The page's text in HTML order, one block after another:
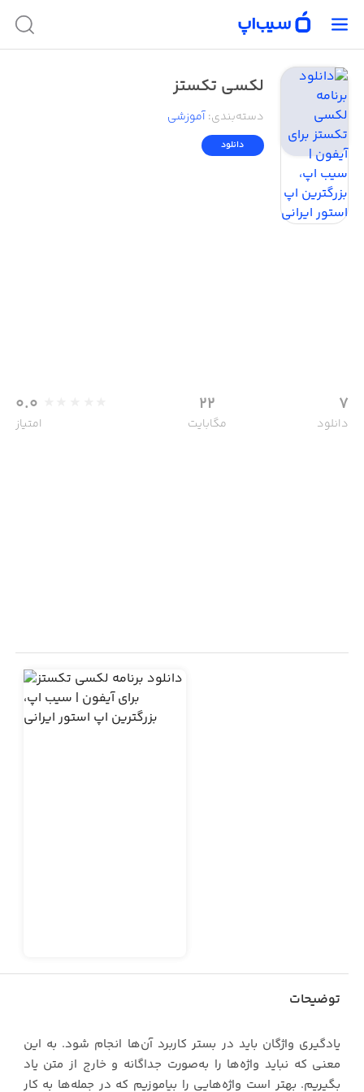
لکسی تکستز
دسته‌بندی: آموزشی
دانلود
7
دانلود
22
مگابایت
0.0
امتیاز
توضیحات
یادگیری واژگان باید در بستر کاربرد آن‌ها انجام شود. به این
معنی که نباید واژه‌ها را به‌صورت جداگانه و خارج از متن یاد
بگیریم. بهتر است واژه‌هایی را بیاموزیم که در جمله‌ها به کار